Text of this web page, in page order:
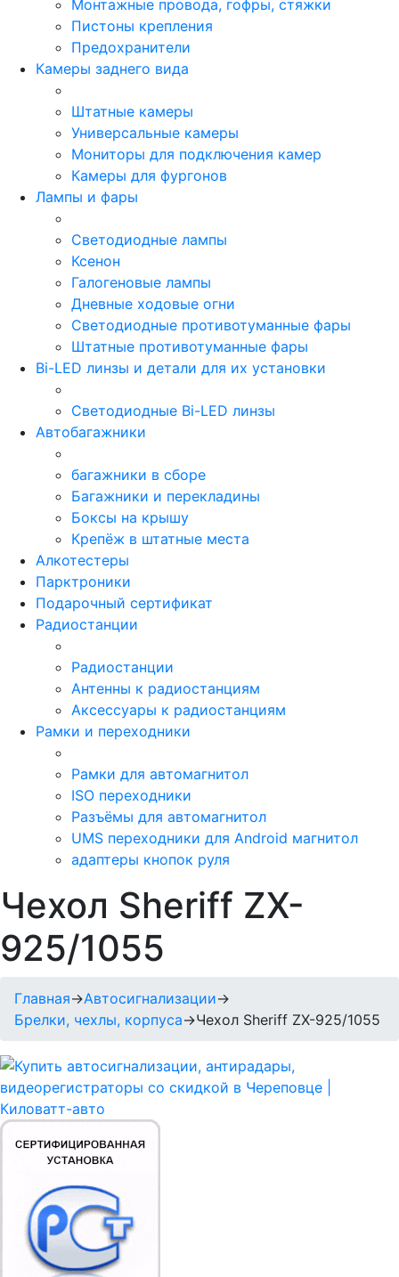
Монтажные провода, гофры, стяжки
Пистоны крепления
Предохранители
Камеры заднего вида
Штатные камеры
Универсальные камеры
Мониторы для подключения камер
Камеры для фургонов
Лампы и фары
Светодиодные лампы
Ксенон
Галогеновые лампы
Дневные ходовые огни
Светодиодные противотуманные фары
Штатные противотуманные фары
Bi-LED линзы и детали для их установки
Светодиодные Bi-LED линзы
Автобагажники
багажники в сборе
Багажники и перекладины
Боксы на крышу
Крепёж в штатные места
Алкотестеры
Парктроники
Подарочный сертификат
Радиостанции
Радиостанции
Антенны к радиостанциям
Аксессуары к радиостанциям
Рамки и переходники
Рамки для автомагнитол
ISO переходники
Разъёмы для автомагнитол
UMS переходники для Android магнитол
адаптеры кнопок руля
Чехол Sheriff ZX-
925/1055
Главная→Автосигнализации→
Брелки, чехлы, корпуса→Чехол Sheriff ZX-925/1055